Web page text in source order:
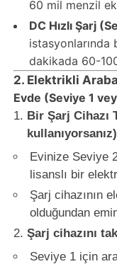
60 mil menzil
DC Hızlı Şarj
istasyonlarında
dakikada 60-
2. Elektrikli
Evde (Seviye 1
Bir Şarj Cihazı
kullanıyorsanız)
Evinize Seviye
lisanslı bir
Şarj cihazının
olduğundan
Şarj cihazını
Seviye 1 için